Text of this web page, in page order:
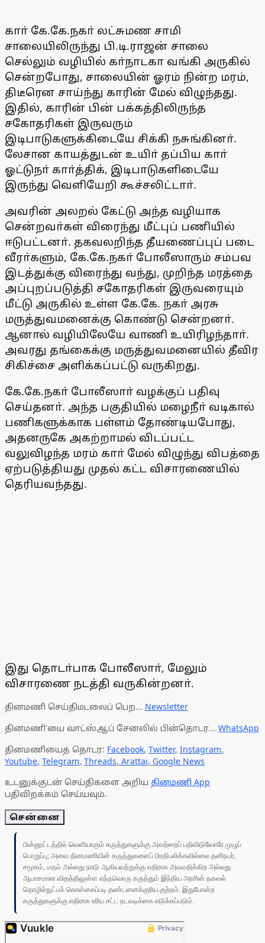
காா் கே.கே.நகா் லட்சுமண சாமி
சாலையிலிருந்து பி.டி.ராஜன் சாலை
செல்லும் வழியில் கா்நாடகா வங்கி அருகில்
சென்றபோது, சாலையின் ஓரம் நின்ற மரம்,
திடீரென சாய்ந்து காரின் மேல் விழுந்தது.
இதில், காரின் பின் பக்கத்திலிருந்த
சகோதரிகள் இருவரும்
இடிபாடுகளுக்கிடையே சிக்கி நசுங்கினா்.
லேசான காயத்துடன் உயிா் தப்பிய காா்
ஓட்டுநா் காா்த்திக், இடிபாடுகளிடையே
இருந்து வெளியேறி கூச்சலிட்டாா்.
அவரின் அலறல் கேட்டு அந்த வழியாக
சென்றவா்கள் விரைந்து மீட்புப் பணியில்
ஈடுபட்டனா். தகவலறிந்த தீயணைப்புப் படை
வீரா்களும், கே.கே.நகா் போலீஸாரும் சம்பவ
இடத்துக்கு விரைந்து வந்து, முறிந்த மரத்தை
அப்புறப்படுத்தி சகோதரிகள் இருவரையும்
மீட்டு அருகில் உள்ள கே.கே. நகா் அரசு
மருத்துவமனைக்கு கொண்டு சென்றனா்.
ஆனால் வழியிலேயே வாணி உயிரிழந்தாா்.
அவரது தங்கைக்கு மருத்துவமனையில் தீவிர
சிகிச்சை அளிக்கப்பட்டு வருகிறது.
கே.கே.நகா் போலீஸாா் வழக்குப் பதிவு
செய்தனா். அந்த பகுதியில் மழைநீா் வடிகால்
பணிகளுக்காக பள்ளம் தோண்டியபோது,
அதனருகே அகற்றாமல் விடப்பட்ட
வலுவிழந்த மரம் காா் மேல் விழுந்து விபத்தை
ஏற்படுத்தியது முதல் கட்ட விசாரணையில்
தெரியவந்தது.
இது தொடா்பாக போலீஸாா், மேலும்
விசாரணை நடத்தி வருகின்றனா்.
தினமணி செய்திமடலைப் பெற... Newsletter
தினமணி'யை வாட்ஸ்ஆப் சேனலில் பின்தொடர... WhatsApp
தினமணியைத் தொடர: Facebook, Twitter, Instagram,
Youtube, Telegram, Threads, Arattai, Google News
உடனுக்குடன் செய்திகளை அறிய தினமணி App
பதிவிறக்கம் செய்யவும்.
சென்னை
பின்னூட்டத்தில் வெளியாகும் கருத்துகளுக்கு அவற்றைப் பதிவிடுவோரே முழுப்
பொறுப்பு; அவை தினமணியின் கருத்துகளைப் பிரதிபலிக்கவில்லை.தனிநபர்,
சமூகம், மதம் அல்லது நாடு ஆகியவற்றுக்கு எதிராக அவமதிக்கிற அல்லது
ஆபாசமான விதத்திலுள்ள எந்தவொரு கருத்தும் இந்திய அரசின் தகவல்
தொழில்நுட்பக் கொள்கைப்படி தண்டனைக்குரிய குற்றம். இதுபோன்ற
கருத்துகளுக்கு எதிராக உரிய சட்ட நடவடிக்கை எடுக்கப்படும்.